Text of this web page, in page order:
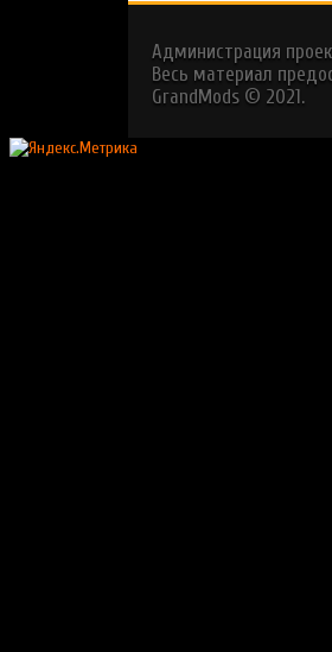
Администрация
Весь материал
GrandMods © 2021.